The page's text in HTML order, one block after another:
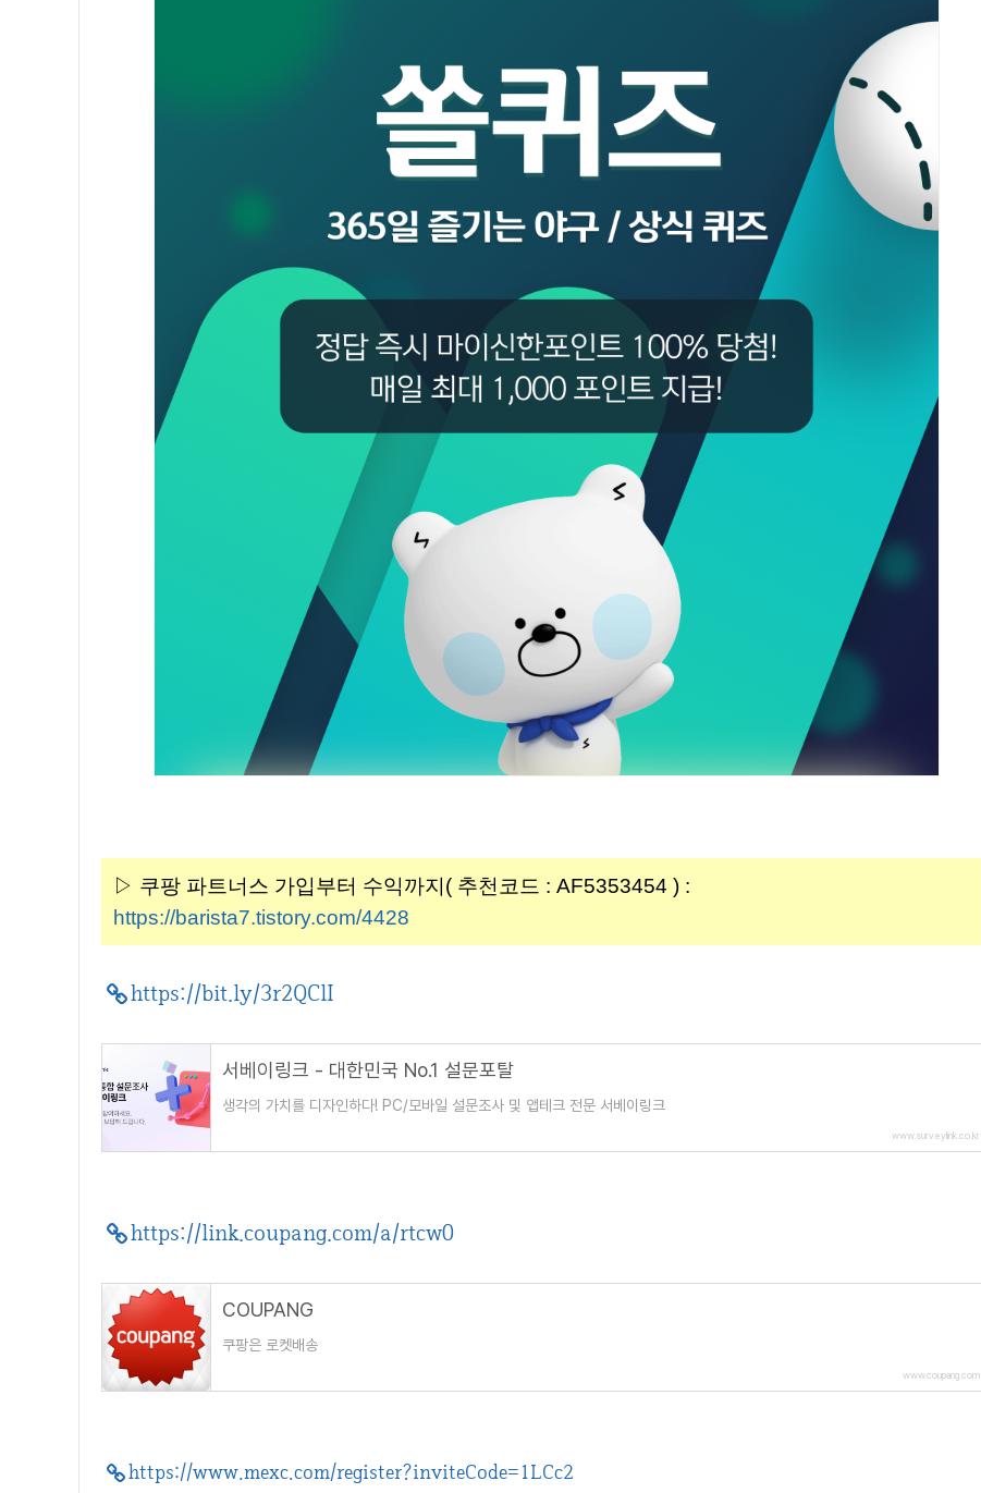
▷ 쿠팡 파트너스 가입부터 수익까지( 추천코드 : AF5353454 ) :
https://barista7.tistory.com/4428
https://bit.ly/3r2QClI
서베이링크 - 대한민국 No.1 설문포탈
생각의 가치를 디자인하다! PC/모바일 설문조사 및 앱테크 전문 서베이링크
www.surveylink.co.kr
https://link.coupang.com/a/rtcw0
COUPANG
쿠팡은 로켓배송
www.coupang.com
https://www.mexc.com/register?inviteCode=1LCc2